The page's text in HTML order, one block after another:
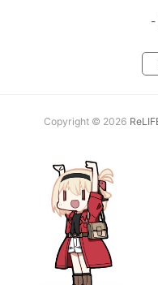
-
Copyright © 2026